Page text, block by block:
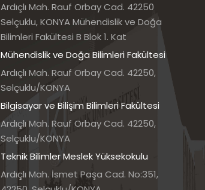
Ardıçlı Mah. Rauf Orbay Cad. 42250
Selçuklu, KONYA Mühendislik ve Doğa
Bilimleri Fakültesi B Blok 1. Kat
Mühendislik ve Doğa Bilimleri Fakültesi
Ardıçlı Mah. Rauf Orbay Cad. 42250,
Selçuklu/KONYA
Bilgisayar ve Bilişim Bilimleri Fakültesi
Ardıçlı Mah. Rauf Orbay Cad. 42250,
Selçuklu/KONYA
Teknik Bilimler Meslek Yüksekokulu
Ardıçlı Mah. İsmet Paşa Cad. No:351,